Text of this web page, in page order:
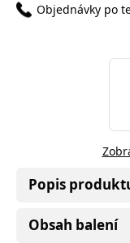
Objednávky po
Popis
Obsah balení